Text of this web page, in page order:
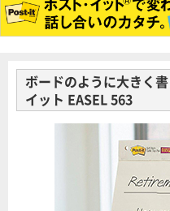
ボードのように大きく書
イット EASEL 563